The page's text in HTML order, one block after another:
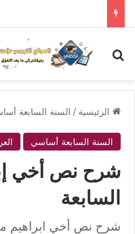
بحث عن
الرئيسية / السنة السابعة
السنة السابعة أساسي
شرح نص أخي
السابعة
شرح نص أخي ابراهيم محور